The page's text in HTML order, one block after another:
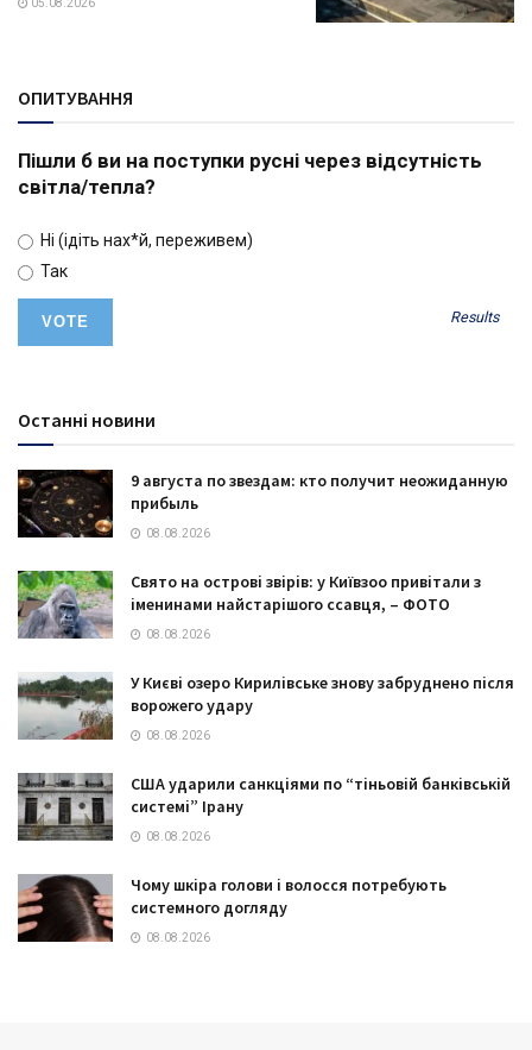
05.08.2026
ОПИТУВАННЯ
Пішли б ви на поступки русні через відсутність
світла/тепла?
Ні (ідіть нах*й, переживем)
Так
Results
Останні новини
9 августа по звездам: кто получит неожиданную
прибыль
08.08.2026
Свято на острові звірів: у Київзоо привітали з
іменинами найстарішого ссавця, – ФОТО
08.08.2026
У Києві озеро Кирилівське знову забруднено після
ворожего удару
08.08.2026
США ударили санкціями по “тіньовій банківській
системі” Ірану
08.08.2026
Чому шкіра голови і волосся потребують
системного догляду
08.08.2026